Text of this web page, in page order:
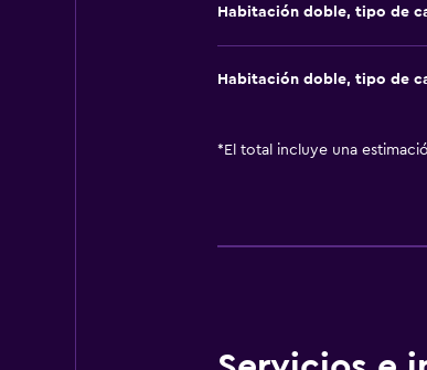
Habitación doble, tipo de
Habitación doble, tipo de
* El total incluye una